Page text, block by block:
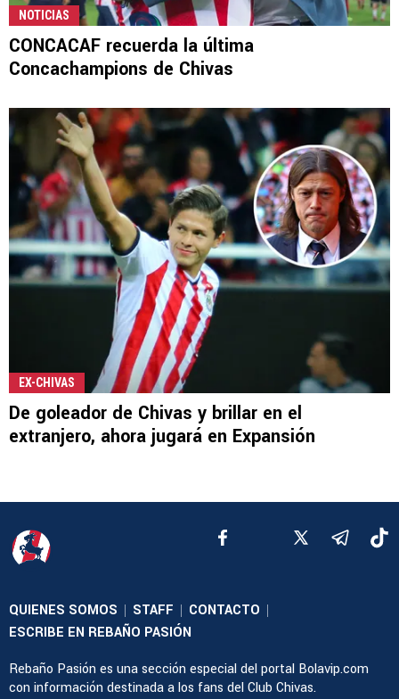
NOTICIAS
CONCACAF recuerda la última
Concachampions de Chivas
EX-CHIVAS
De goleador de Chivas y brillar en el
extranjero, ahora jugará en Expansión
QUIENES SOMOS STAFF CONTACTO
ESCRIBE EN REBAÑO PASIÓN
Rebaño Pasión es una sección especial del portal Bolavip.com
con información destinada a los fans del Club Chivas.